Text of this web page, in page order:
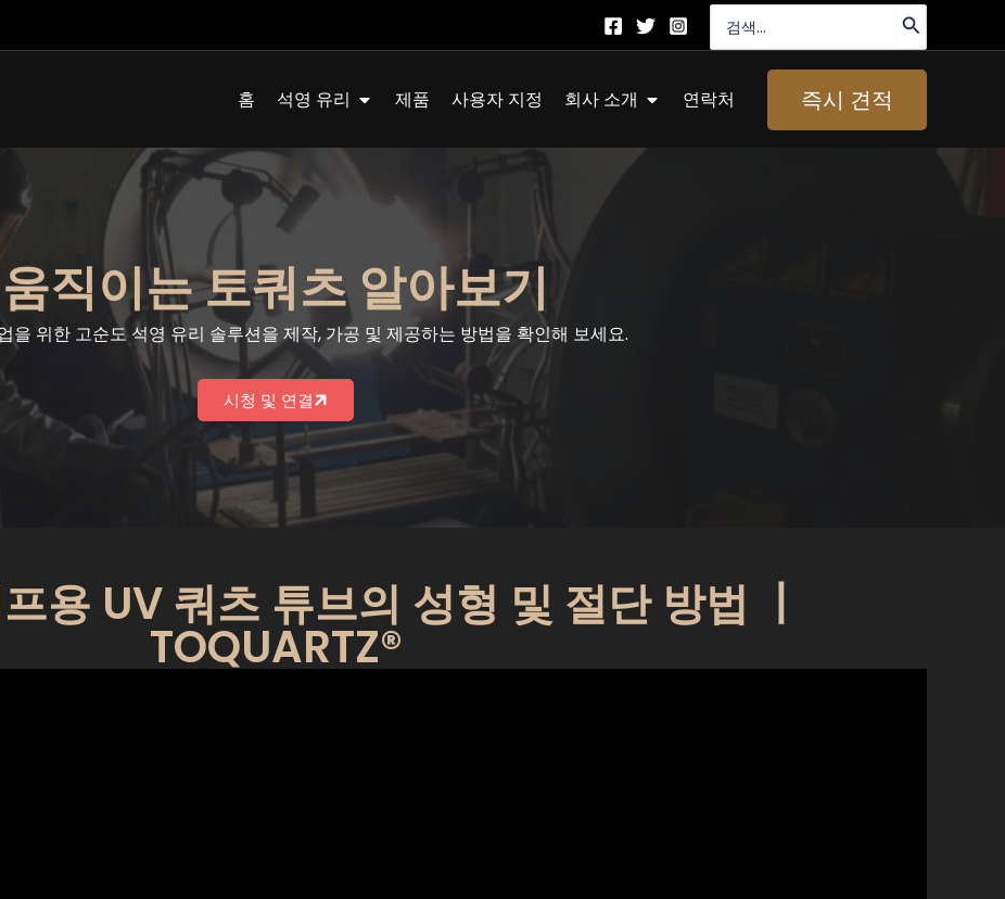
홈 석영 유리 Quartz Glass 열기
제품 사용자 지정 회사 소개 About Us 열기
연락처 즉시 견적
움직이는 토쿼츠 알아보기
을 위한 고순도 석영 유리 솔루션을 제작, 가공 및 제공하는 방법을 확인해 보세요.
시청 및 연결
용 UV 쿼츠 튜브의 성형 및 절단 방법 丨
TOQUARTZ®